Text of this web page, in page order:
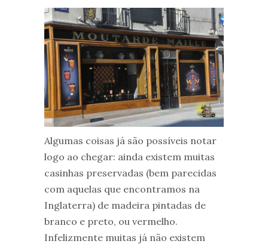
Algumas coisas já são possíveis notar
logo ao chegar: ainda existem muitas
casinhas preservadas (bem parecidas
com aquelas que encontramos na
Inglaterra) de madeira pintadas de
branco e preto, ou vermelho.
Infelizmente muitas já não existem